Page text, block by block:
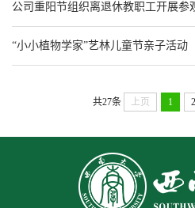
公司重阳节组织离退休教职工开展参
“小小植物学家”艺林儿童节亲子活动
共27条 上页 1 2